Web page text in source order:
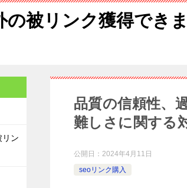
の被リンク獲得できま
品質の信頼性、
難しさに関する
公開日： 2024年4月11日
seoリンク購入
リン